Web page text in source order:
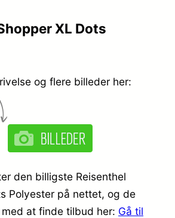
XL Dots
og flere billeder her:
den billigste Reisenthel
Polyester på nettet, og de
at finde tilbud her: Gå til